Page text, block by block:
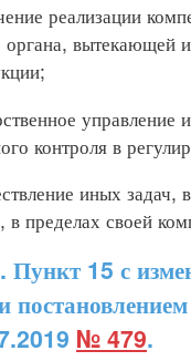
реализации
вытекающей
управление
контроля в
иных задач,
в пределах своей
15 с
№ 479.